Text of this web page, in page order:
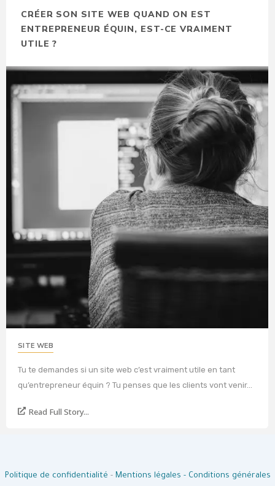
CRÉER SON SITE WEB QUAND ON EST
ENTREPRENEUR ÉQUIN, EST-CE VRAIMENT
UTILE ?
SITE WEB
Tu te demandes si un site web c’est vraiment utile en tant
qu’entrepreneur équin ? Tu penses que les clients vont venir...
Read Full Story...
Politique de confidentialité - Mentions légales - Conditions générales